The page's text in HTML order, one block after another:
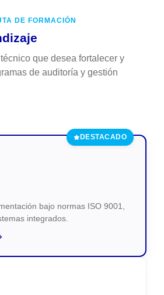
DE FORMACIÓN
que desea fortalecer y
de auditoría y gestión
DESTACADO
bajo normas ISO 9001,
integrados.